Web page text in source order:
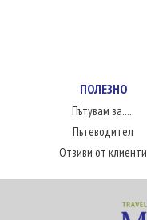
ПОЛЕЗНО
Пътувам за.....
Пътеводител
Отзиви от клиенти